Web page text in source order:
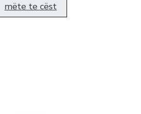
mëte te cëst